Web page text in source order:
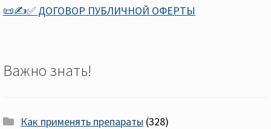
📜✍️✅ ДОГОВОР ПУБЛИЧНОЙ ОФЕРТЫ
Важно знать!
Как применять препараты (328)